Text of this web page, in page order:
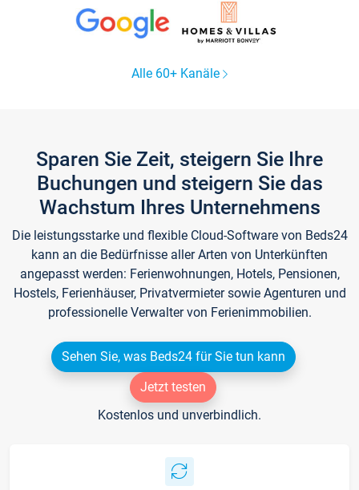
Alle 60+ Kanäle
Sparen Sie Zeit, steigern Sie Ihre
Buchungen und steigern Sie das
Wachstum Ihres Unternehmens
Die leistungsstarke und flexible Cloud-Software von Beds24
kann an die Bedürfnisse aller Arten von Unterkünften
angepasst werden: Ferienwohnungen, Hotels, Pensionen,
Hostels, Ferienhäuser, Privatvermieter sowie Agenturen und
professionelle Verwalter von Ferienimmobilien.
Sehen Sie, was Beds24 für Sie tun kann
Jetzt testen
Kostenlos und unverbindlich.